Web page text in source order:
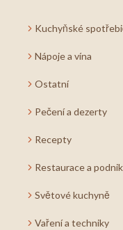
Kuchyňské
Nápoje a vína
Ostatní
Pečení a dezerty
Recepty
Restaurace a
Světové kuchyně
Vaření a techniky